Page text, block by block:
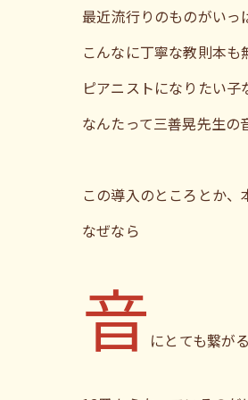
最近流行りのものがいっ
こんなに丁寧な教則本も
ピアニストになりたい子
なんたって三善晃先生の
この導入のところとか、
なぜなら
音 にとても繋が